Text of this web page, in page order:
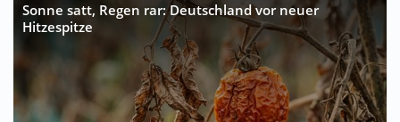
Sonne satt, Regen rar: Deutschland vor neuer
Hitzespitze